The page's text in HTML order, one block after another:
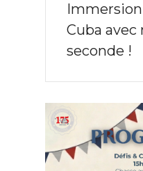
Cuba avec
seconde !